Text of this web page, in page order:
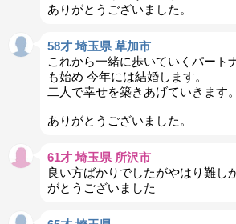
ありがとうございました。
58才 埼玉県 草加市
これから一緒に歩いていくパート
も始め 今年には結婚します。
二人で幸せを築きあげていきます。
ありがとうございました。
61才 埼玉県 所沢市
良い方ばかりでしたがやはり難し
がとうございました